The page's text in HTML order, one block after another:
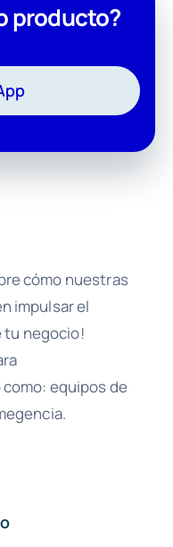
producto?
cómo nuestras
impulsar el
tu negocio!
equipos de